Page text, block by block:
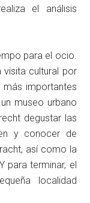
el análisis
para el ocio.
visita cultural por
más importantes
museo urbano
degustar las
y conocer de
así como la
para terminar, el
localidad